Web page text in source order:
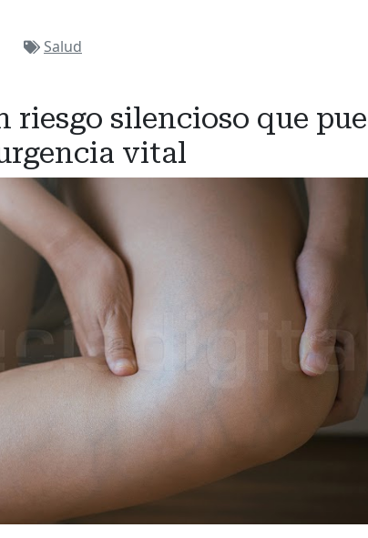
Salud
riesgo silencioso que
vital